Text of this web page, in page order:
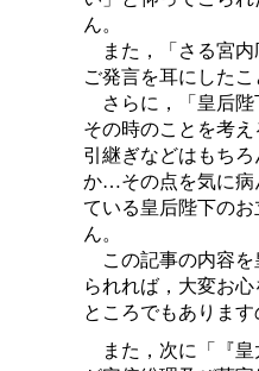
ん。
また，「さる宮内
ご発言を耳にした
さらに，「皇后陛
その時のことを考
引継ぎなどはもち
か…その点を気に病
ている皇后陛下の
ん。
この記事の内容を
られれば，大変お
ところでもありま
また，次に「『皇